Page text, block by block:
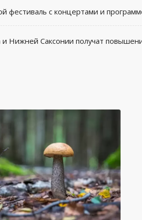
фестиваль с концертами и
Нижней Саксонии получат